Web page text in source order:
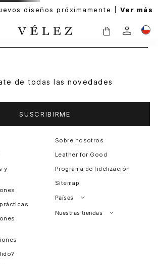
diseños próximamente | Ver más
de todas las novedades
SUSCRIBIRME
y
Sobre nosotros
Leather for Good
Programa de fidelización
Sitemap
Países
Perú
Nuestras tiendas